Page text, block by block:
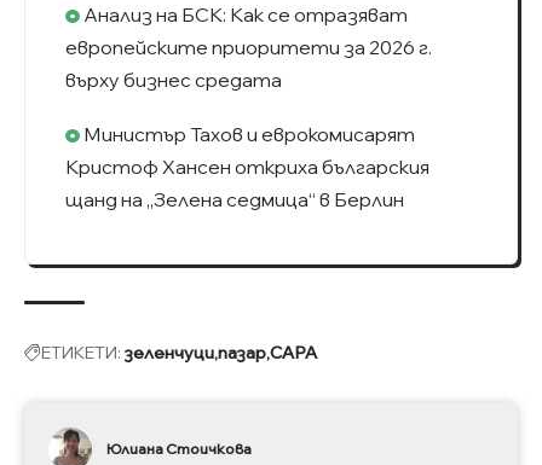
Анализ на БСК: Как се отразяват
европейските приоритети за 2026 г.
върху бизнес средата
Министър Тахов и еврокомисарят
Кристоф Хансен откриха българския
щанд на „Зелена седмица“ в Берлин
ЕТИКЕТИ: зеленчуципазарСАРА
Юлиана Стоичкова